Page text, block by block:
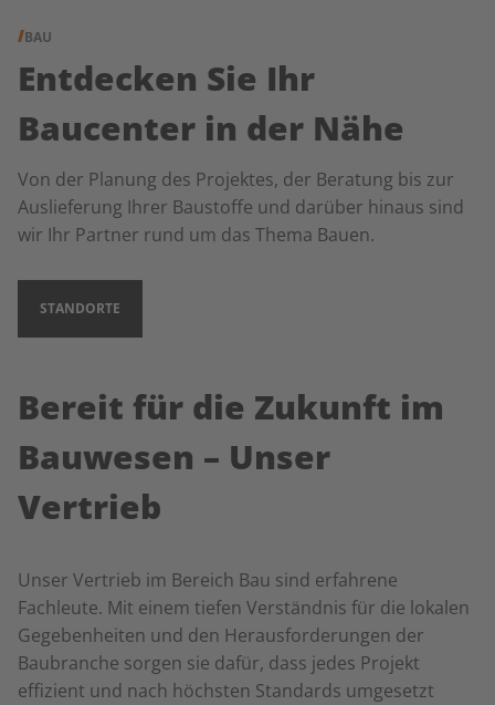
BAU
Entdecken Sie Ihr
Baucenter in der Nähe
Von der Planung des Projektes, der Beratung bis zur
Auslieferung Ihrer Baustoffe und darüber hinaus sind
wir Ihr Partner rund um das Thema Bauen.
STANDORTE
Bereit für die Zukunft im
Bauwesen – Unser
Vertrieb
Unser Vertrieb im Bereich Bau sind erfahrene
Fachleute. Mit einem tiefen Verständnis für die lokalen
Gegebenheiten und den Herausforderungen der
Baubranche sorgen sie dafür, dass jedes Projekt
effizient und nach höchsten Standards umgesetzt